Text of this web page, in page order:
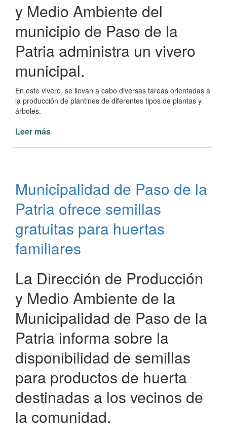
y Medio Ambiente del
municipio de Paso de la
Patria administra un vivero
municipal.
En este vivero, se llevan a cabo diversas tareas orientadas a
la producción de plantines de diferentes tipos de plantas y
árboles.
Leer más
Paso
de
la
Cultivando
Belleza
la
Sustentabilidad
Urbana
Municipalidad de Paso de la
Patria ofrece semillas
gratuitas para huertas
familiares
La Dirección de Producción
y Medio Ambiente de la
Municipalidad de Paso de la
Patria informa sobre la
disponibilidad de semillas
para productos de huerta
destinadas a los vecinos de
la comunidad.